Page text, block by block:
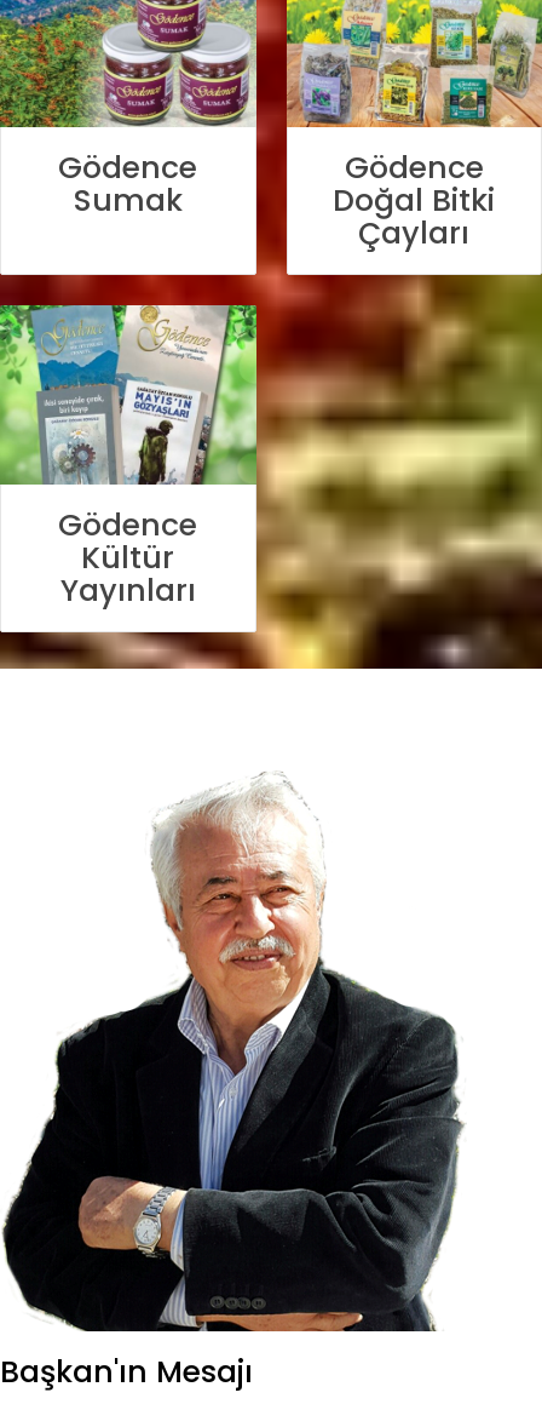
Gödence
Sumak
Gödence
Doğal Bitki
Çayları
Gödence
Kültür
Yayınları
Başkan'ın Mesajı